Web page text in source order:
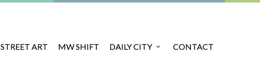
STREET ART MW SHIFT DAILY CITY CONTACT